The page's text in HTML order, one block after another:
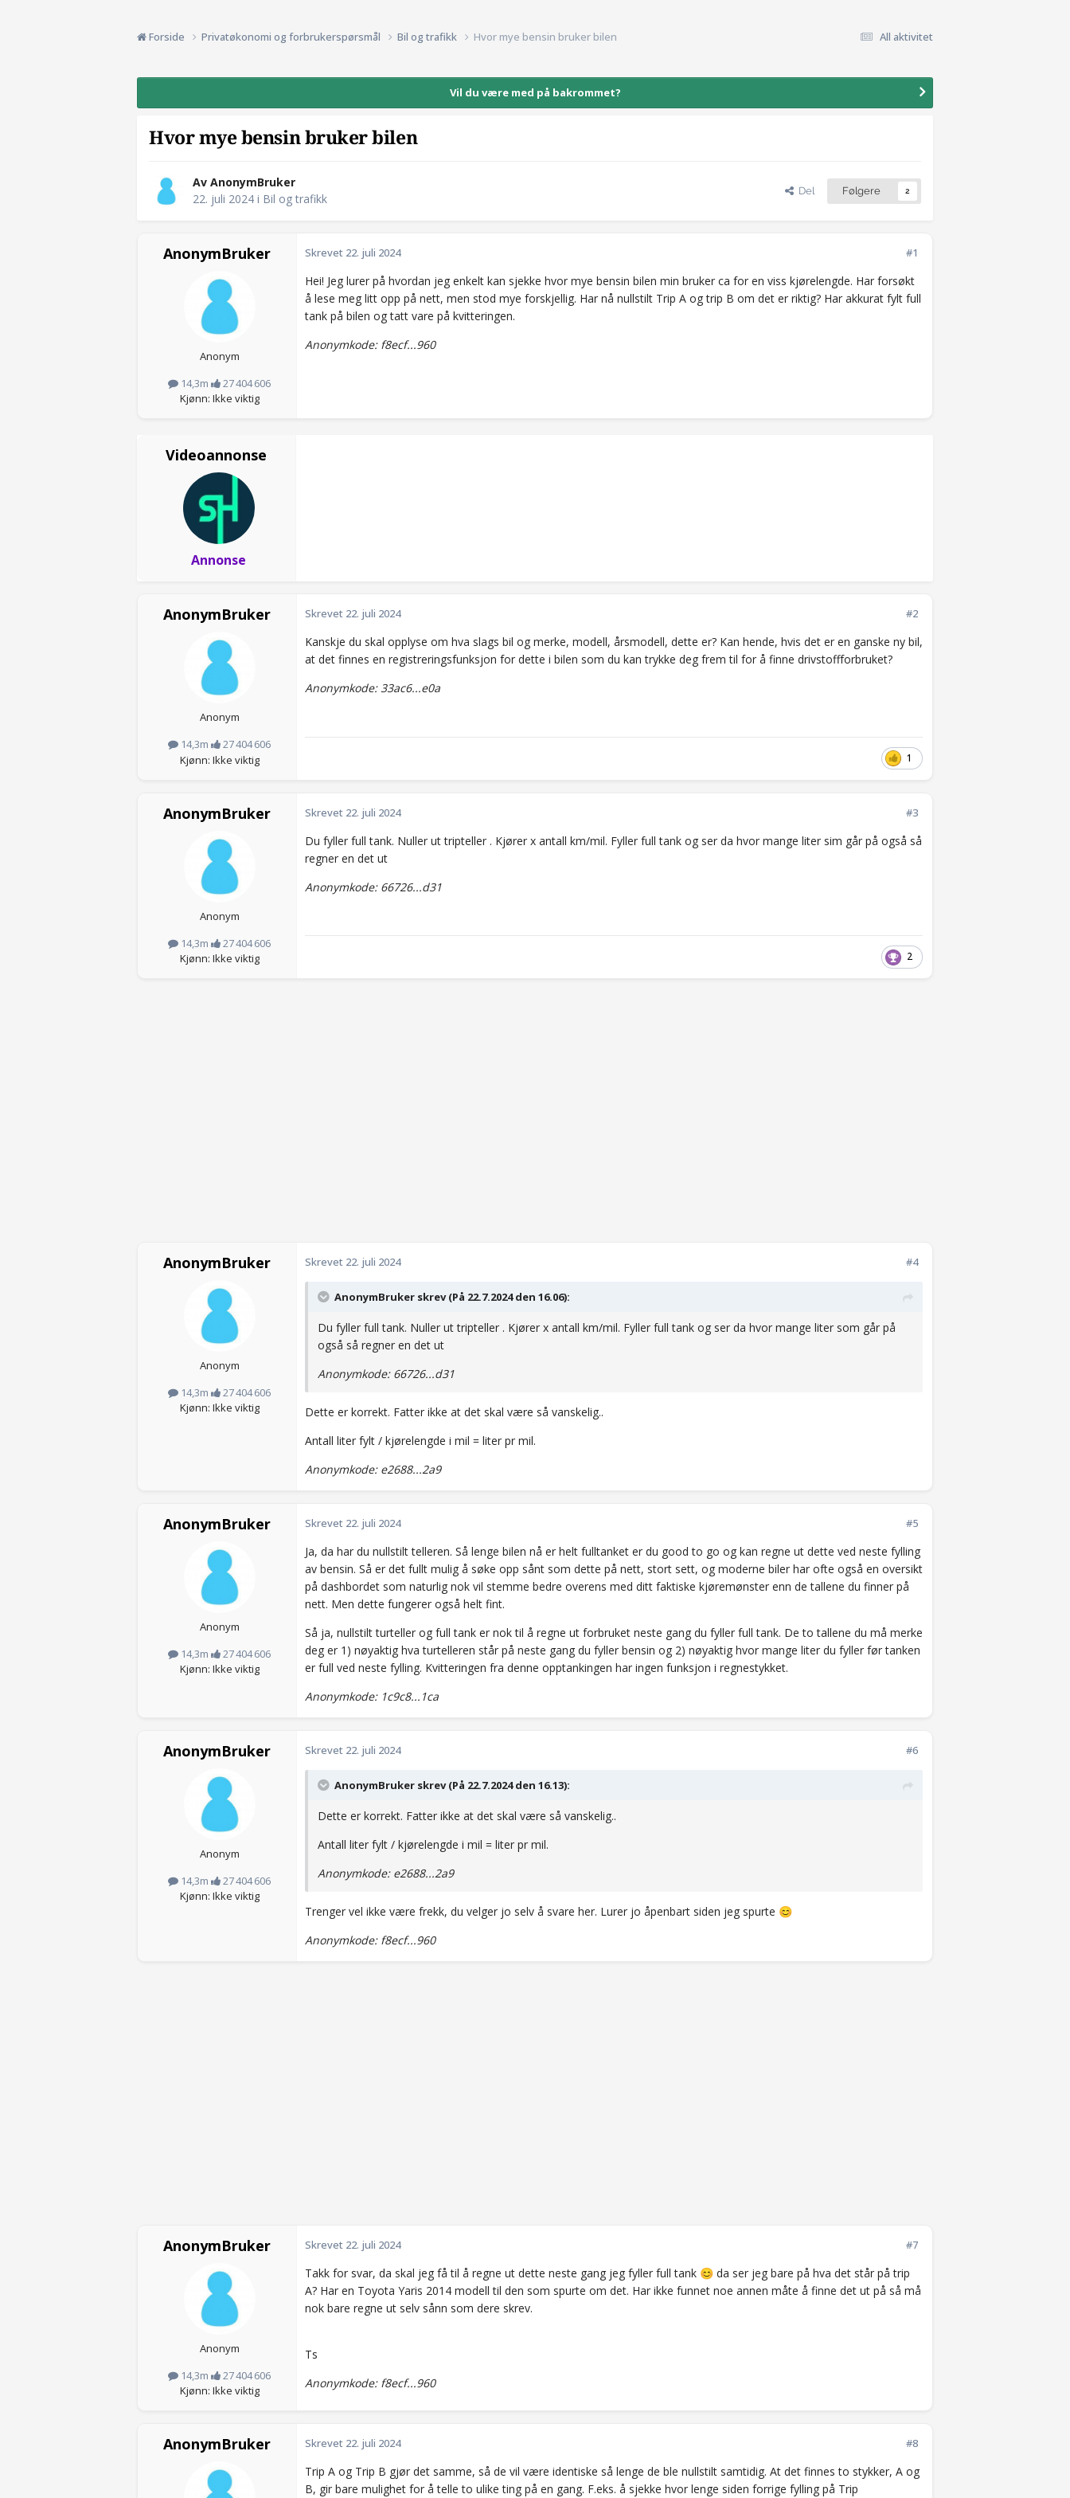
All aktivitet
Forside Privatøkonomi og forbrukerspørsmål Bil og trafikk Hvor mye bensin bruker bilen
Vil du være med på bakrommet?
Hvor mye bensin bruker bilen
Av AnonymBruker
22. juli 2024 i Bil og trafikk
Del Følgere 2
AnonymBruker
Anonym
14,3m
27 404 606
Kjønn: Ikke viktig
#1
Skrevet 22. juli 2024
Hei! Jeg lurer på hvordan jeg enkelt kan sjekke hvor mye bensin bilen min bruker ca for en viss kjørelengde. Har forsøkt
å lese meg litt opp på nett, men stod mye forskjellig. Har nå nullstilt Trip A og trip B om det er riktig? Har akkurat fylt full
tank på bilen og tatt vare på kvitteringen.
Anonymkode: f8ecf...960
Videoannonse
Annonse
AnonymBruker
Anonym
14,3m
27 404 606
Kjønn: Ikke viktig
#2
Skrevet 22. juli 2024
Kanskje du skal opplyse om hva slags bil og merke, modell, årsmodell, dette er? Kan hende, hvis det er en ganske ny bil,
at det finnes en registreringsfunksjon for dette i bilen som du kan trykke deg frem til for å finne drivstoffforbruket?
Anonymkode: 33ac6...e0a
1
AnonymBruker
Anonym
14,3m
27 404 606
Kjønn: Ikke viktig
#3
Skrevet 22. juli 2024
Du fyller full tank. Nuller ut tripteller . Kjører x antall km/mil. Fyller full tank og ser da hvor mange liter sim går på også så
regner en det ut
Anonymkode: 66726...d31
2
AnonymBruker
Anonym
14,3m
27 404 606
Kjønn: Ikke viktig
#4
Skrevet 22. juli 2024
AnonymBruker skrev (På 22.7.2024 den 16.06):
Du fyller full tank. Nuller ut tripteller . Kjører x antall km/mil. Fyller full tank og ser da hvor mange liter som går på
også så regner en det ut
Anonymkode: 66726...d31
Dette er korrekt. Fatter ikke at det skal være så vanskelig..
Antall liter fylt / kjørelengde i mil = liter pr mil.
Anonymkode: e2688...2a9
AnonymBruker
Anonym
14,3m
27 404 606
Kjønn: Ikke viktig
#5
Skrevet 22. juli 2024
Ja, da har du nullstilt telleren. Så lenge bilen nå er helt fulltanket er du good to go og kan regne ut dette ved neste fylling
av bensin. Så er det fullt mulig å søke opp sånt som dette på nett, stort sett, og moderne biler har ofte også en oversikt
på dashbordet som naturlig nok vil stemme bedre overens med ditt faktiske kjøremønster enn de tallene du finner på
nett. Men dette fungerer også helt fint.
Så ja, nullstilt turteller og full tank er nok til å regne ut forbruket neste gang du fyller full tank. De to tallene du må merke
deg er 1) nøyaktig hva turtelleren står på neste gang du fyller bensin og 2) nøyaktig hvor mange liter du fyller før tanken
er full ved neste fylling. Kvitteringen fra denne opptankingen har ingen funksjon i regnestykket.
Anonymkode: 1c9c8...1ca
AnonymBruker
Anonym
14,3m
27 404 606
Kjønn: Ikke viktig
#6
Skrevet 22. juli 2024
AnonymBruker skrev (På 22.7.2024 den 16.13):
Dette er korrekt. Fatter ikke at det skal være så vanskelig..
Antall liter fylt / kjørelengde i mil = liter pr mil.
Anonymkode: e2688...2a9
Trenger vel ikke være frekk, du velger jo selv å svare her. Lurer jo åpenbart siden jeg spurte 😊
Anonymkode: f8ecf...960
AnonymBruker
Anonym
14,3m
27 404 606
Kjønn: Ikke viktig
#7
Skrevet 22. juli 2024
Takk for svar, da skal jeg få til å regne ut dette neste gang jeg fyller full tank 😊 da ser jeg bare på hva det står på trip
A? Har en Toyota Yaris 2014 modell til den som spurte om det. Har ikke funnet noe annen måte å finne det ut på så må
nok bare regne ut selv sånn som dere skrev.
Ts
Anonymkode: f8ecf...960
AnonymBruker #8
Skrevet 22. juli 2024
Trip A og Trip B gjør det samme, så de vil være identiske så lenge de ble nullstilt samtidig. At det finnes to stykker, A og
B, gir bare mulighet for å telle to ulike ting på en gang. F.eks. å sjekke hvor lenge siden forrige fylling på Trip